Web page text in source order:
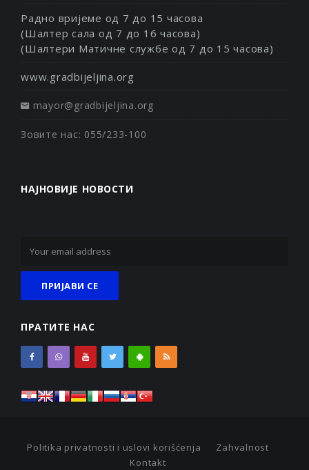
Радно вријеме од 7 до 15 часова
(Шалтер сала од 7 до 16 часова)
(Шалтери Матичне службе од 7 до 15 часова)
www.gradbijeljina.org
mayor@gradbijeljina.org
Зовите нас: 055/233-100
НАЈНОВИЈЕ НОВОСТИ
ПРАТИТЕ НАС
Politika privatnosti i uslovi korišćenja
Zahvalnost
Kontakt